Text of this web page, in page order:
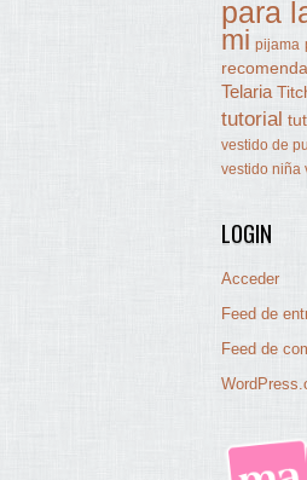
para
mi pijama
Telaria
tutorial
vestido de
vestido niña
LOGIN
Acceder
Feed de
Feed de